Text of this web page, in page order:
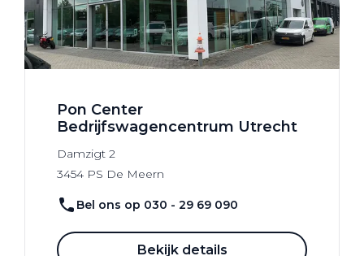
Pon Center
Bedrijfswagencentrum Utrecht
Damzigt 2
3454 PS De Meern
Bel ons op 030 - 29 69 090
Bekijk details